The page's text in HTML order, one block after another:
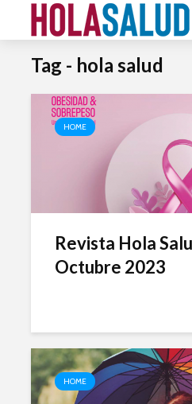
Tag - hola salud
HOME
Revista Hola
Octubre 2023
HOME